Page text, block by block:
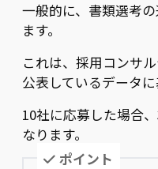
一般的に、書類選考
ます。
これは、採用コンサ
公表しているデータに
10社に応募した場合
なります。
ポイント